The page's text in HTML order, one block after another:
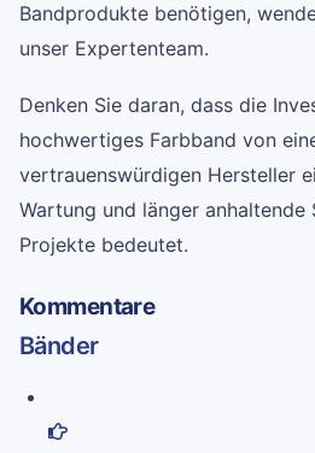
Bandprodukte benötigen,
unser Expertenteam.
Denken Sie daran, dass die
hochwertiges Farbband von
vertrauenswürdigen Hersteller
Wartung und länger anhaltende
Projekte bedeutet.
Kommentare
Bänder